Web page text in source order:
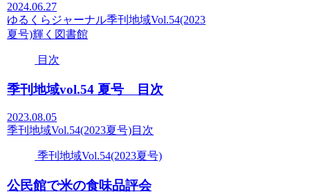
2024.06.27
ゆるくらジャーナル季刊地域Vol.54(2023
夏号)輝く図書館
目次
季刊地域vol.54 夏号 目次
2023.08.05
季刊地域Vol.54(2023夏号)目次
季刊地域Vol.54(2023夏号)
公民館で米の食味品評会